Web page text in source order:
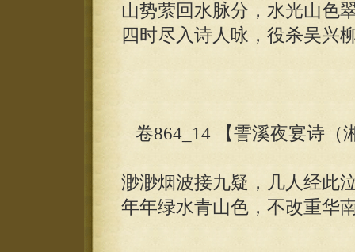
山势萦回水脉分，水光山色
四时尽入诗人咏，役杀吴兴
卷864_14 【霅溪夜宴诗（
渺渺烟波接九疑，几人经此
年年绿水青山色，不改重华